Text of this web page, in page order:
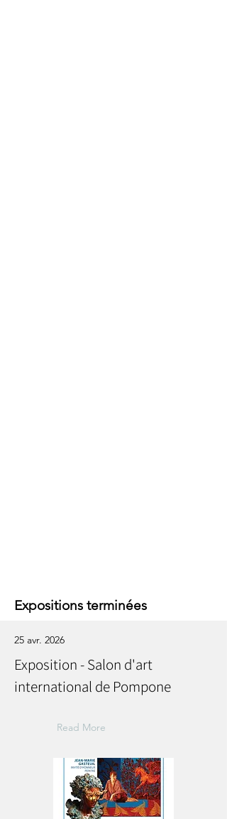
Expositions terminées
25 avr. 2026
Exposition - Salon d'art
international de Pompone
Read More